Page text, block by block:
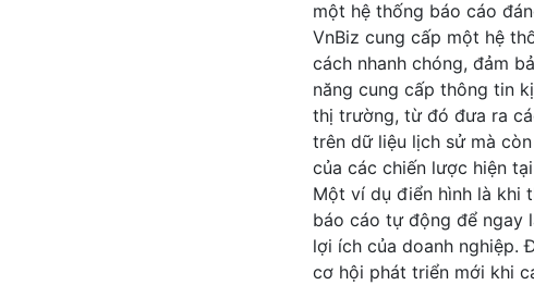
một hệ thống báo cáo
VnBiz cung cấp một hệ
cách nhanh chóng, đảm
năng cung cấp thông tin
thị trường, từ đó đưa ra
trên dữ liệu lịch sử mà
của các chiến lược hiện
Một ví dụ điển hình là khi
báo cáo tự động để ngay
lợi ích của doanh nghiệp.
cơ hội phát triển mới khi